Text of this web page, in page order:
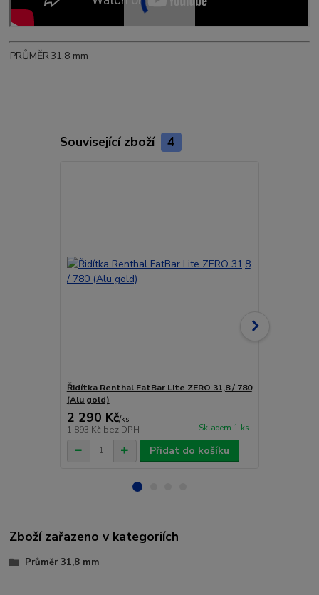
PRŮMĚR31.8 mm
Související zboží 4
Řidítka Renthal FatBar Lite ZERO 31,8 / 780
(Alu gold)
2 290 Kč/ks
1 893 Kč bez DPH Skladem 1 ks
Přidat do košíku
Zboží zařazeno v kategoriích
Průměr 31,8 mm